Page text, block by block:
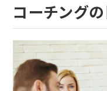
コーチング